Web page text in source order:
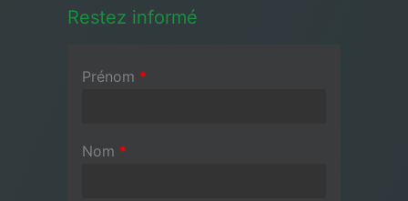
Restez informé
Prénom *
Nom *